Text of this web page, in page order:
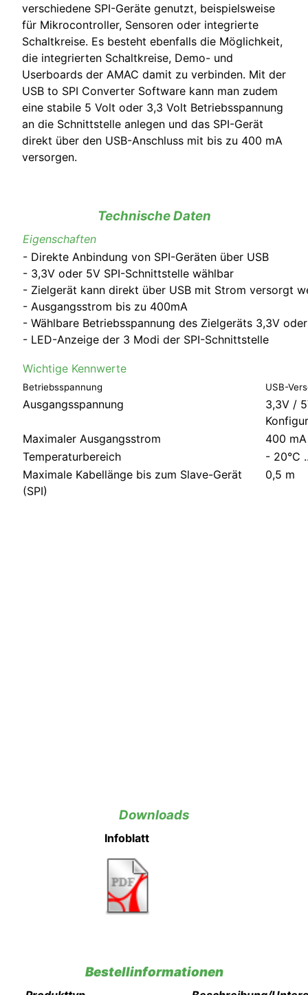
verschiedene SPI-Geräte genutzt, beispielsweise
für Mikrocontroller, Sensoren oder integrierte
Schaltkreise. Es besteht ebenfalls die Möglichkeit,
die integrierten Schaltkreise, Demo- und
Userboards der AMAC damit zu verbinden. Mit der
USB to SPI Converter Software kann man zudem
eine stabile 5 Volt oder 3,3 Volt Betriebsspannung
an die Schnittstelle anlegen und das SPI-Gerät
direkt über den USB-Anschluss mit bis zu 400 mA
versorgen.
Technische Daten
Eigenschaften
- Direkte Anbindung von SPI-Geräten über USB
- 3,3V oder 5V SPI-Schnittstelle wählbar
- Zielgerät kann direkt über USB mit Strom versorgt
- Ausgangsstrom bis zu 400mA
- Wählbare Betriebsspannung des Zielgeräts 3,3V
- LED-Anzeige der 3 Modi der SPI-Schnittstelle
Wichtige Kennwerte
Betriebsspannung USB-
Ausgangsspannung
3,3V /
Maximaler Ausgangsstrom
400
Temperaturbereich
- 20°C
Maximale Kabellänge bis zum Slave-Gerät
(SPI)
0,5 m
Downloads
Infoblatt
Bestellinformationen